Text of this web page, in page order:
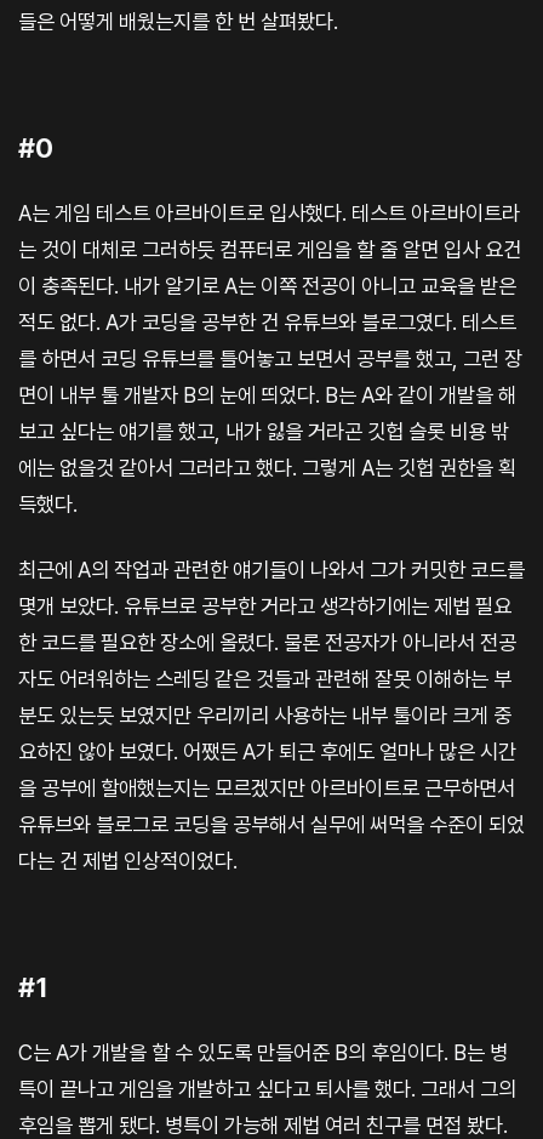
들은 어떻게 배웠는지를 한 번 살펴봤다.
#0
A는 게임 테스트 아르바이트로 입사했다. 테스트 아르바이트라
는 것이 대체로 그러하듯 컴퓨터로 게임을 할 줄 알면 입사 요건
이 충족된다. 내가 알기로 A는 이쪽 전공이 아니고 교육을 받은
적도 없다. A가 코딩을 공부한 건 유튜브와 블로그였다. 테스트
를 하면서 코딩 유튜브를 틀어놓고 보면서 공부를 했고, 그런 장
면이 내부 툴 개발자 B의 눈에 띄었다. B는 A와 같이 개발을 해
보고 싶다는 얘기를 했고, 내가 잃을 거라곤 깃헙 슬롯 비용 밖
에는 없을것 같아서 그러라고 했다. 그렇게 A는 깃헙 권한을 획
득했다.
최근에 A의 작업과 관련한 얘기들이 나와서 그가 커밋한 코드를
몇개 보았다. 유튜브로 공부한 거라고 생각하기에는 제법 필요
한 코드를 필요한 장소에 올렸다. 물론 전공자가 아니라서 전공
자도 어려워하는 스레딩 같은 것들과 관련해 잘못 이해하는 부
분도 있는듯 보였지만 우리끼리 사용하는 내부 툴이라 크게 중
요하진 않아 보였다. 어쨌든 A가 퇴근 후에도 얼마나 많은 시간
을 공부에 할애했는지는 모르겠지만 아르바이트로 근무하면서
유튜브와 블로그로 코딩을 공부해서 실무에 써먹을 수준이 되었
다는 건 제법 인상적이었다.
#1
C는 A가 개발을 할 수 있도록 만들어준 B의 후임이다. B는 병
특이 끝나고 게임을 개발하고 싶다고 퇴사를 했다. 그래서 그의
후임을 뽑게 됐다. 병특이 가능해 제법 여러 친구를 면접 봤다.